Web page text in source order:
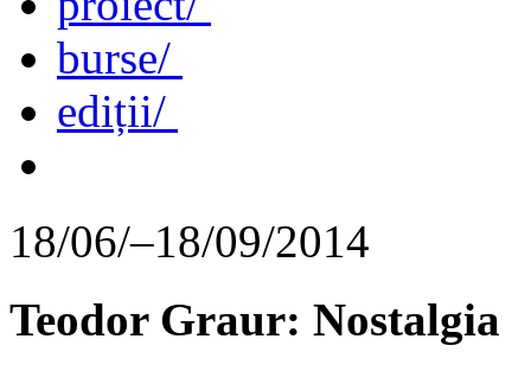
burse/
ediții/
18/06/–18/09/2014
Teodor Graur: Nostalgia